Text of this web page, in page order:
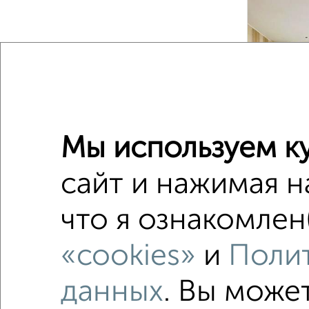
Поиск по
Мы используем
сайт и нажимая
что я
«cookies» и
данных. Вы